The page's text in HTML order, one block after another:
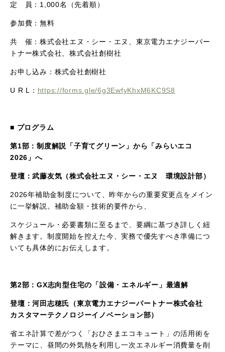
定 員： 1,000名（先着順）
参加費：無料
共 催：株式会社エヌ・シー・エヌ、東京電力エナジーパー
トナー株式会社、株式会社創樹社
お申し込み：株式会社創樹社
U R L ： https://forms.gle/6g3EwfyKhxM6KC9S8
■ プログラム
第1部：制度解説「子育てグリーン」から「みらいエコ
2026 」へ
登壇：武藤友気（株式会社エヌ・シー・エヌ 環境設計部）
2026年補助金制度について、昨年からの重要変更点をメイン
に一挙解説 。補助金額・技術的要件から、
スケジュール・必要書類に至るまで、要綱に基づき詳しく紐
解きます。制度開始を控えた今、実務で優先すべき準備につ
いても具体的にお伝えします。
第2部：GX志向型住宅の「設備・エネルギー」最適解
登壇：河田志穂氏（東京電力エナジーパートナー株式会社
カスタマーテクノロジーイノベーション部）
省エネ計算で差がつく「おひさまエコキュート」の活用術を
テーマに、昼間の外気熱を利用し一次エネルギー消費量を削